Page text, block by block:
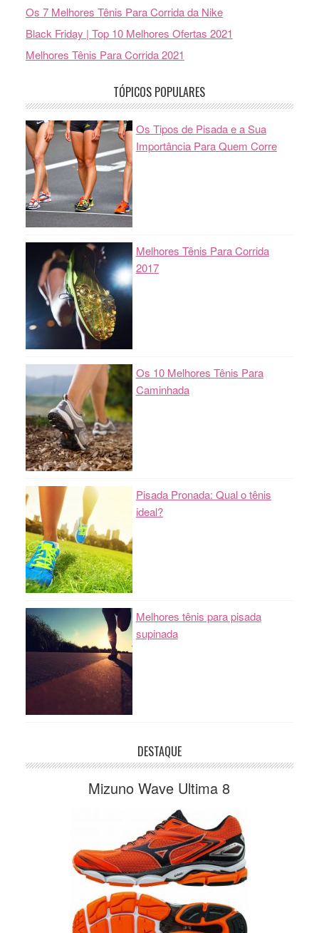
Os 7 Melhores Tênis Para Corrida da Nike
Black Friday | Top 10 Melhores Ofertas 2021
Melhores Tênis Para Corrida 2021
TÓPICOS POPULARES
Os Tipos de Pisada e a Sua
Importância Para Quem Corre
Melhores Tênis Para Corrida
2017
Os 10 Melhores Tênis Para
Caminhada
Pisada Pronada: Qual o tênis
ideal?
Melhores tênis para pisada
supinada
DESTAQUE
Mizuno Wave Ultima 8